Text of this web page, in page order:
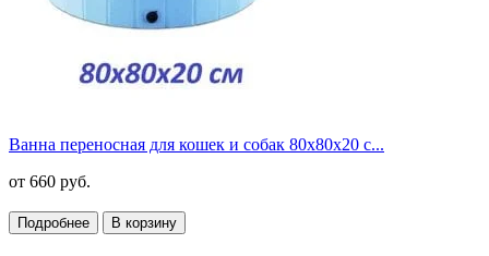
Ванна переносная для кошек и собак 80х80х20 с...
от 660 руб.
Подробнее В корзину